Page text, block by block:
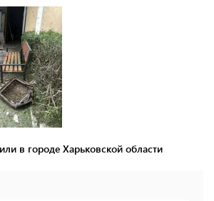
в городе Харьковской области